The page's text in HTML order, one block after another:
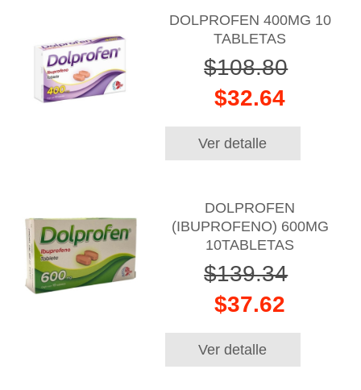
DOLPROFEN 400MG 10
TABLETAS
$108.80
$32.64
Ver detalle
DOLPROFEN
(IBUPROFENO) 600MG
10TABLETAS
$139.34
$37.62
Ver detalle